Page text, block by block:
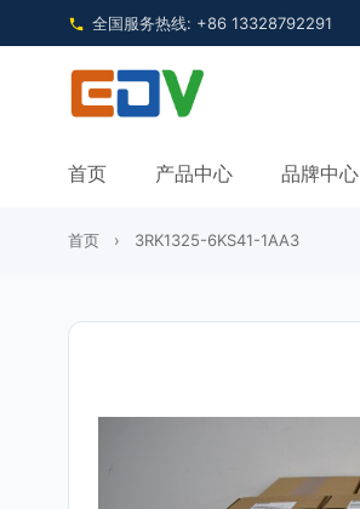
全国服务热线: +86 13328792291
首页 产品中心 品牌中心
首页 › 3RK1325-6KS41-1AA3